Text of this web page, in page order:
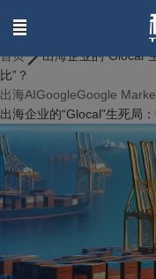
首页
出海企业的“Glocal”
比”？
出海AIGoogleGoogle
出海企业的“Glocal”生死局